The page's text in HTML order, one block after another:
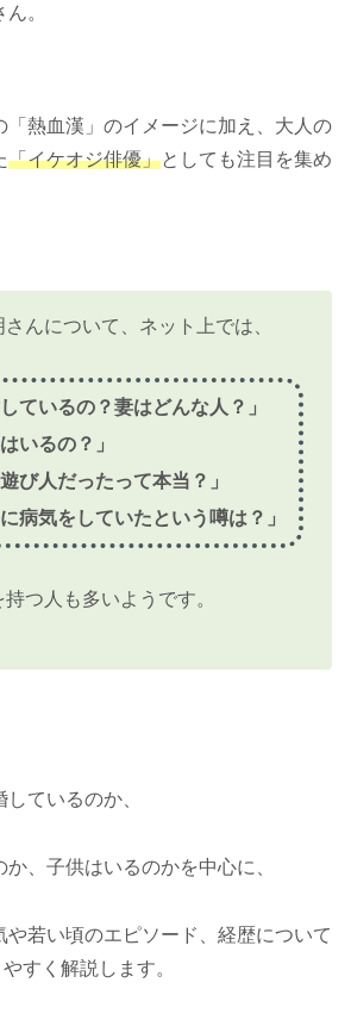
。
「熱血漢」のイメージに加え、大人の
「イケオジ俳優」としても注目を集め
んについて、ネット上では、
しているの？妻はどんな人？」
いるの？」
遊び人だったって本当？」
に病気をしていたという噂は？」
つ人も多いようです。
ているのか、
、子供はいるのかを中心に、
や若い頃のエピソード、経歴について
すく解説します。